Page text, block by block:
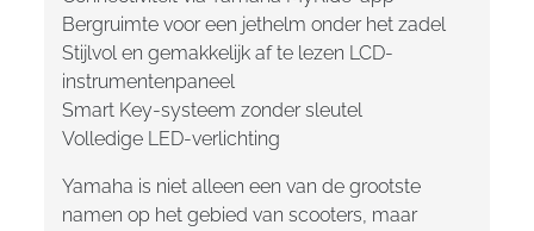
Bergruimte voor een jethelm onder het zadel
Stijlvol en gemakkelijk af te lezen LCD-
instrumentenpaneel
Smart Key-systeem zonder sleutel
Volledige LED-verlichting
Yamaha is niet alleen een van de grootste
namen op het gebied van scooters, maar